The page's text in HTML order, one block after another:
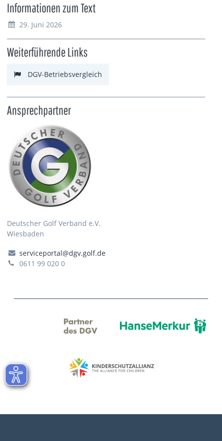
Informationen zum Text
29. Juni 2026
Weiterführende Links
DGV-Betriebsvergleich
Ansprechpartner
Deutscher Golf Verband e.V.
Wiesbaden
serviceportal@dgv.golf.de
0611 99 020 0